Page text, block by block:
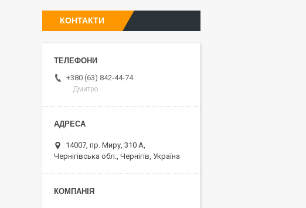
КОНТАКТИ
+380 (63) 842-44-74
Дмитро
14007, пр. Миру, 310 А,
Чернігівська обл., Чернігів, Україна